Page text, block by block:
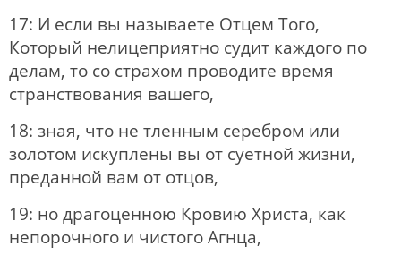
17: И если вы называете Отцем Того,
Который нелицеприятно судит каждого по
делам, то со страхом проводите время
странствования вашего,
18: зная, что не тленным серебром или
золотом искуплены вы от суетной жизни,
преданной вам от отцов,
19: но драгоценною Кровию Христа, как
непорочного и чистого Агнца,